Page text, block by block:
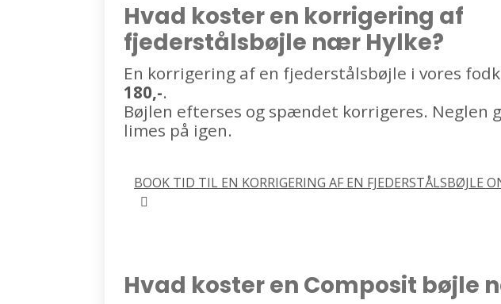
Hvad koster en korrigering af
fjederstålsbøjle nær Hylke?
En korrigering af en fjederstålsbøjle i vores
180,-.
Bøjlen efterses og spændet korrigeres. Neglen
limes på igen.
BOOK TID TIL EN KORRIGERING AF EN FJEDERSTÅLSBØJLE
Hvad koster en Composit bøjle